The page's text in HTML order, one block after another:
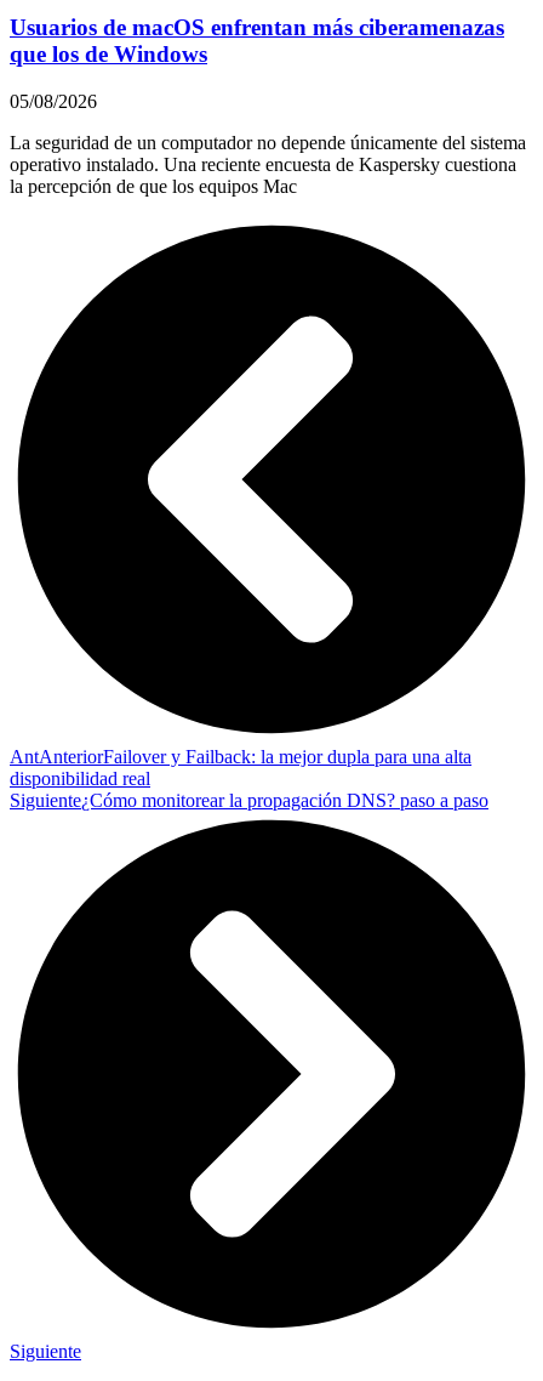
Usuarios de macOS enfrentan más ciberamenazas
que los de Windows
05/08/2026
La seguridad de un computador no depende únicamente del sistema
operativo instalado. Una reciente encuesta de Kaspersky cuestiona
la percepción de que los equipos Mac
AntAnteriorFailover y Failback: la mejor dupla para una alta
disponibilidad real
Siguiente¿Cómo monitorear la propagación DNS? paso a paso
Siguiente